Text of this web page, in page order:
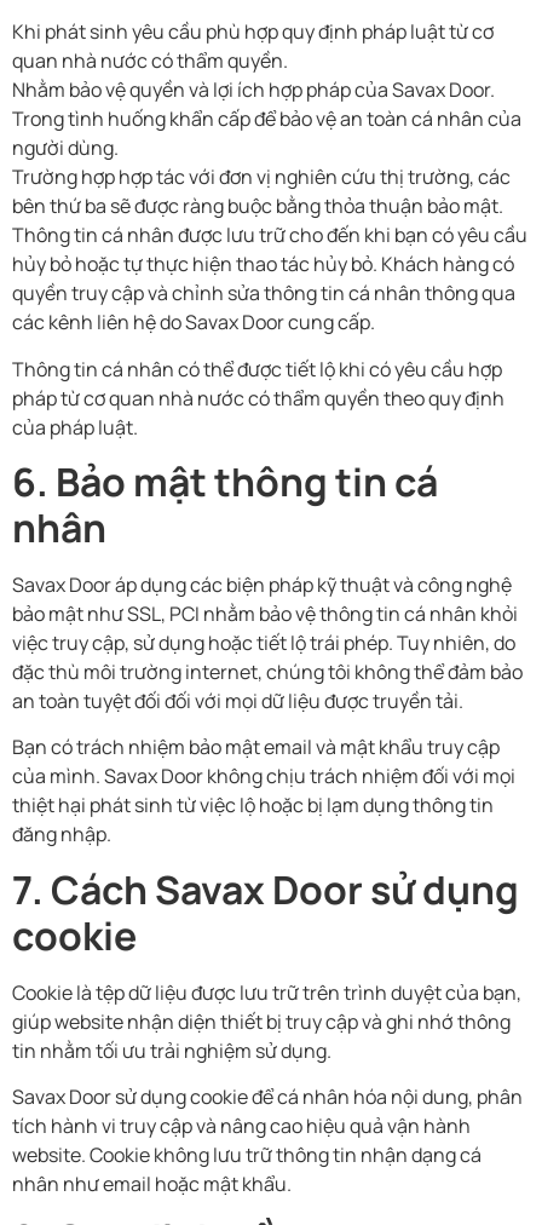
Khi phát sinh yêu cầu phù hợp quy định pháp luật từ cơ
quan nhà nước có thẩm quyền.
Nhằm bảo vệ quyền và lợi ích hợp pháp của Savax Door.
Trong tình huống khẩn cấp để bảo vệ an toàn cá nhân của
người dùng.
Trường hợp hợp tác với đơn vị nghiên cứu thị trường, các
bên thứ ba sẽ được ràng buộc bằng thỏa thuận bảo mật.
Thông tin cá nhân được lưu trữ cho đến khi bạn có yêu cầu
hủy bỏ hoặc tự thực hiện thao tác hủy bỏ. Khách hàng có
quyền truy cập và chỉnh sửa thông tin cá nhân thông qua
các kênh liên hệ do Savax Door cung cấp.
Thông tin cá nhân có thể được tiết lộ khi có yêu cầu hợp
pháp từ cơ quan nhà nước có thẩm quyền theo quy định
của pháp luật.
6. Bảo mật thông tin cá
nhân
Savax Door áp dụng các biện pháp kỹ thuật và công nghệ
bảo mật như SSL, PCI nhằm bảo vệ thông tin cá nhân khỏi
việc truy cập, sử dụng hoặc tiết lộ trái phép. Tuy nhiên, do
đặc thù môi trường internet, chúng tôi không thể đảm bảo
an toàn tuyệt đối đối với mọi dữ liệu được truyền tải.
Bạn có trách nhiệm bảo mật email và mật khẩu truy cập
của mình. Savax Door không chịu trách nhiệm đối với mọi
thiệt hại phát sinh từ việc lộ hoặc bị lạm dụng thông tin
đăng nhập.
7. Cách Savax Door sử dụng
cookie
Cookie là tệp dữ liệu được lưu trữ trên trình duyệt của bạn,
giúp website nhận diện thiết bị truy cập và ghi nhớ thông
tin nhằm tối ưu trải nghiệm sử dụng.
Savax Door sử dụng cookie để cá nhân hóa nội dung, phân
tích hành vi truy cập và nâng cao hiệu quả vận hành
website. Cookie không lưu trữ thông tin nhận dạng cá
nhân như email hoặc mật khẩu.